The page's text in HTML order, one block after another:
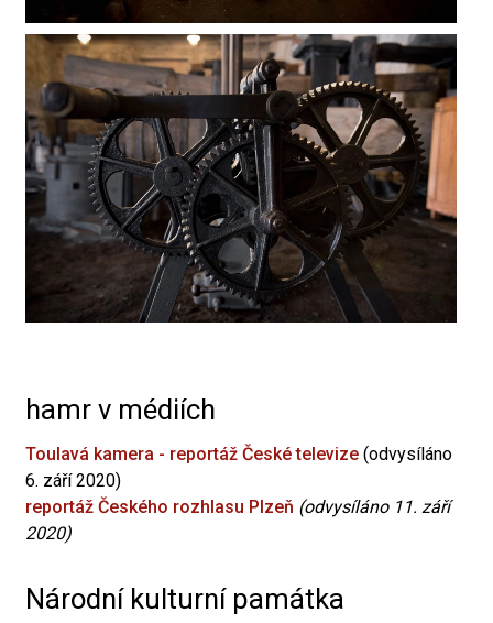
hamr v médiích
Toulavá kamera - reportáž České televize (odvysíláno
6. září 2020)
reportáž Českého rozhlasu Plzeň (odvysíláno 11. září
2020)
Národní kulturní památka